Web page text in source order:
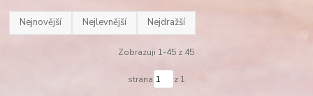
Nejnovější Nejlevnější Nejdražší
Zobrazuji 1-45 z 45
strana z 1